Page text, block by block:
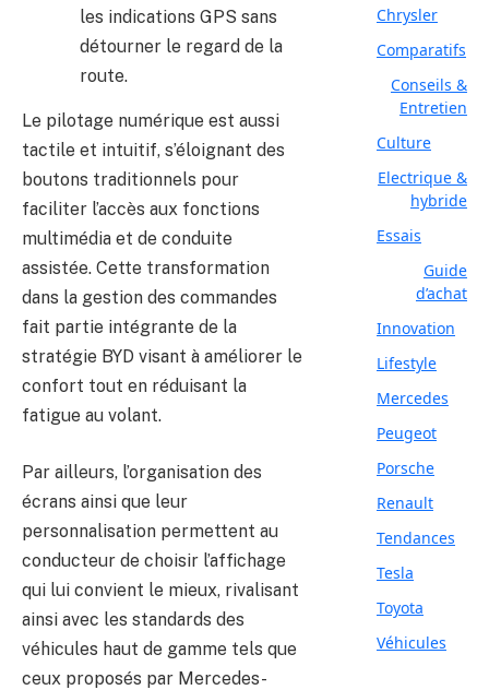
les indications GPS sans
détourner le regard de la
route.
Le pilotage numérique est aussi
tactile et intuitif, s’éloignant des
boutons traditionnels pour
faciliter l’accès aux fonctions
multimédia et de conduite
assistée. Cette transformation
dans la gestion des commandes
fait partie intégrante de la
stratégie BYD visant à améliorer le
confort tout en réduisant la
fatigue au volant.
Par ailleurs, l’organisation des
écrans ainsi que leur
personnalisation permettent au
conducteur de choisir l’affichage
qui lui convient le mieux, rivalisant
ainsi avec les standards des
véhicules haut de gamme tels que
ceux proposés par Mercedes-
Chrysler
Comparatifs
Conseils &
Entretien
Culture
Electrique &
hybride
Essais
Guide
d’achat
Innovation
Lifestyle
Mercedes
Peugeot
Porsche
Renault
Tendances
Tesla
Toyota
Véhicules